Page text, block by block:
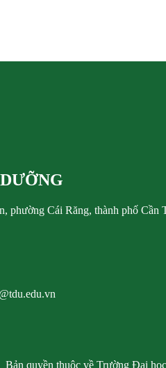
phường Cái Răng, thành phố Cần
Bản quyền thuộc về Trường Đại